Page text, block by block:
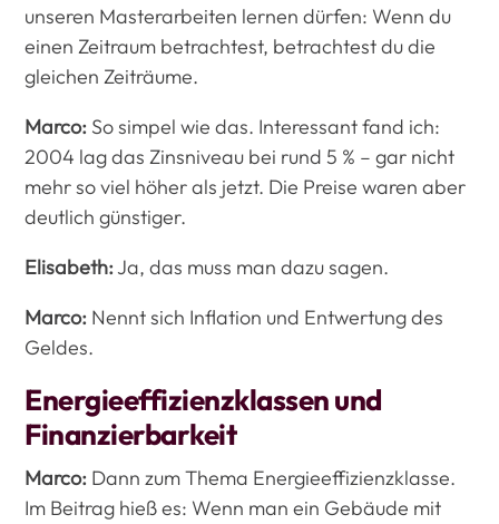
unseren Masterarbeiten lernen dürfen: Wenn du
einen Zeitraum betrachtest, betrachtest du die
gleichen Zeiträume.
Marco: So simpel wie das. Interessant fand ich:
2004 lag das Zinsniveau bei rund 5 % – gar nicht
mehr so viel höher als jetzt. Die Preise waren aber
deutlich günstiger.
Elisabeth:Ja, das muss man dazu sagen.
Marco: Nennt sich Inflation und Entwertung des
Geldes.
Energieeffizienzklassen und
Finanzierbarkeit
Marco: Dann zum Thema Energieeffizienzklasse.
Im Beitrag hieß es: Wenn man ein Gebäude mit